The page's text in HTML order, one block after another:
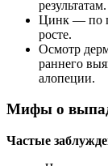
результатам.
Цинк — по
росте.
Осмотр
раннего
алопеции.
Мифы о
Частые